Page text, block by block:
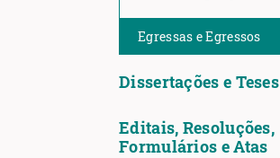
Egressas e Egressos
Dissertações e Teses
Editais, Resoluções,
Formulários e Atas